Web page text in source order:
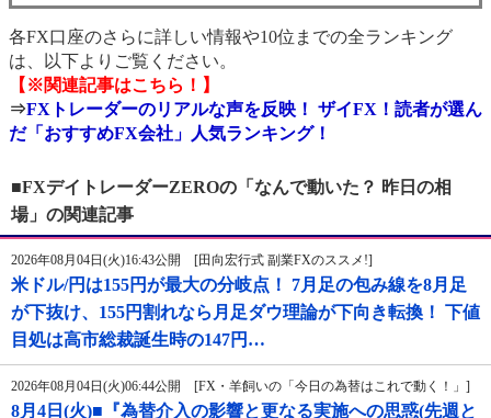
各FX口座のさらに詳しい情報や10位までの全ランキング
は、以下よりご覧ください。
【※関連記事はこちら！】
⇒FXトレーダーのリアルな声を反映！ ザイFX！読者が選ん
だ「おすすめFX会社」人気ランキング！
■FXデイトレーダーZEROの「なんで動いた？ 昨日の相
場」の関連記事
2026年08月04日(火)16:43公開 [田向宏行式 副業FXのススメ!]
米ドル/円は155円が最大の分岐点！ 7月足の包み線を8月足
が下抜け、155円割れなら月足ダウ理論が下向き転換！ 下値
目処は高市総裁誕生時の147円…
2026年08月04日(火)06:44公開 [FX・羊飼いの「今日の為替はこれで動く！」]
8月4日(火)■『為替介入の影響と更なる実施への思惑(先週と